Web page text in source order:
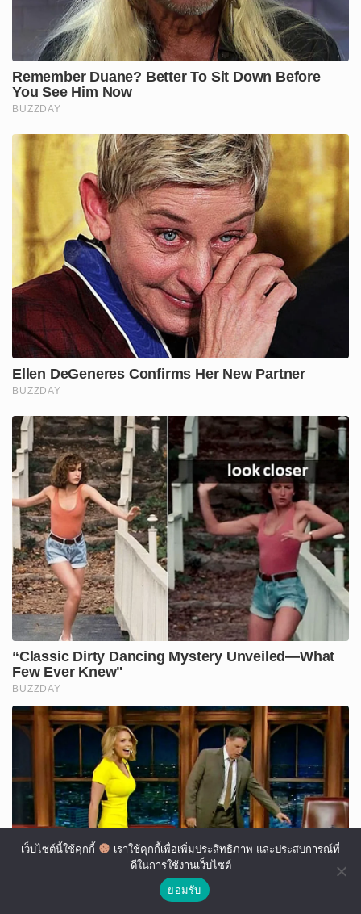
เว็บไซต์นี้ใช้คุกกี้
เราใช้คุกกี้เพื่อเพิ่มประสิทธิภาพ และประสบการณ์ที่
ดีในการใช้งานเว็บไซต์
ยอมรับ